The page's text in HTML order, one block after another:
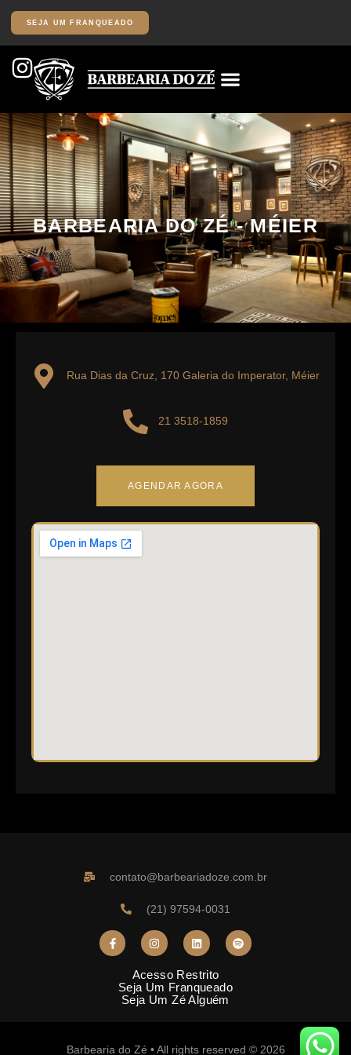
SEJA UM FRANQUEADO
BARBEARIA DO ZÉ - MÉIER
Rua Dias da Cruz, 170 Galeria do Imperator, Méier
21 3518-1859
AGENDAR AGORA
contato@barbeariadoze.com.br
(21) 97594-0031
Acesso Restrito
Seja Um Franqueado
Seja Um Zé Alguém
Barbearia do Zé • All rights reserved © 2026